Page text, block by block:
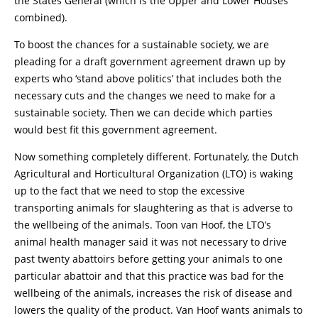
combined).
To boost the chances for a sustainable society, we are
pleading for a draft government agreement drawn up by
experts who ‘stand above politics’ that includes both the
necessary cuts and the changes we need to make for a
sustainable society. Then we can decide which parties
would best fit this government agreement.
Now something completely different. Fortunately, the Dutch
Agricultural and Horticultural Organization (LTO) is waking
up to the fact that we need to stop the excessive
transporting animals for slaughtering as that is adverse to
the wellbeing of the animals. Toon van Hoof, the LTO’s
animal health manager said it was not necessary to drive
past twenty abattoirs before getting your animals to one
particular abattoir and that this practice was bad for the
wellbeing of the animals, increases the risk of disease and
lowers the quality of the product. Van Hoof wants animals to